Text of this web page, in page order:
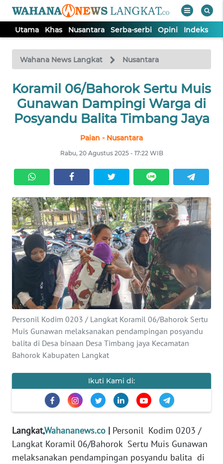
Utama Khas Nusantara Serba-serbi Opini Indeks
Wahana News Langkat Nusantara
Koramil 06/Bahorok Sertu Muis
Gunawan Dampingi Warga di
Posyandu Balita Timbang Jaya
Paian - Nusantara
Rabu, 20 Agustus 2025 - 17:22 WIB
Personil Kodim 0203 / Langkat Koramil 06/Bahorok Sertu
Muis Gunawan melaksanakan pendampingan posyandu
balita di Desa binaan Desa Timbang jaya Kecamatan
Bahorok Kabupaten Langkat
Ikuti Kami di:
Langkat,Wahananews.co | Personil Kodim 0203 /
Langkat Koramil 06/Bahorok Sertu Muis Gunawan
melaksanakan pendampingan posyandu balita di
TV
Tutup
UTAMA
KHAS
SERBA-
SERBI
OPINI
Informasi
INDEKS
KONTAK
KAMI
INFO
IKLAN
PEDOMAN
MEDIA
REDAKSI